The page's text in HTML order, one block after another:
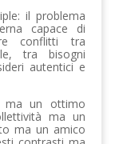
il problema
capace di
conflitti tra
tra bisogni
autentici e
ma un ottimo
ma un
ma un amico